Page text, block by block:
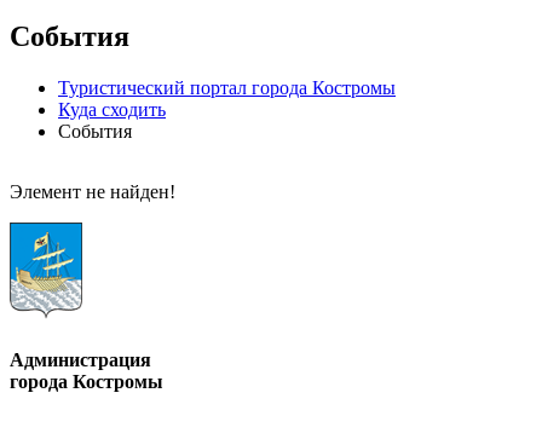
События
Туристический портал города Костромы
Куда сходить
События
Элемент не найден!
Администрация
города Костромы